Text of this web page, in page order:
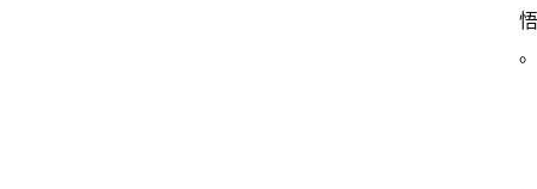
悟
。